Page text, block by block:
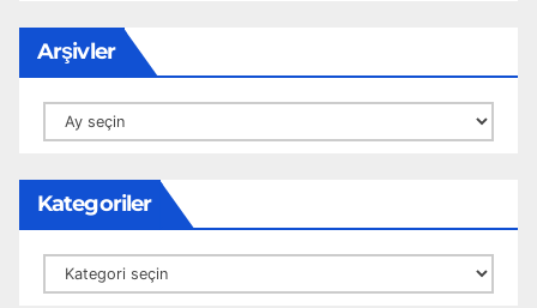
Arşivler
Arşivler
Kategoriler
Kategoriler